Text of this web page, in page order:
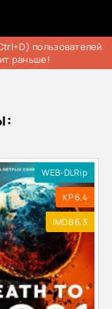
пользователей
раньше!
WEB-DLRip
KP 6.4
IMDB 6.3